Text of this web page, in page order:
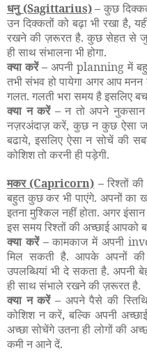
धनु(Sagittarius)– कुछ
उन दिक्कतों को बढ़ा भी रखा है,
रखने की ज़रूरत है. कुछ सेहत से
ही साथ संभालना भी होगा.
क्या करें –अपनी planning में
तभी संभव हो पायेगा अगर आप
गलत. गलती भरा समय है इसलिए
क्या न करें – न तो अपने
नज़रअंदाज़ करें, कुछ न कुछ ऐसा
बढाये, इसलिए ऐसा न सोचें की
कोशिश तो करनी ही पड़ेगी.
मकर(Capricorn) – रिश्तों
बहुत कुछ कर भी पाएंगे. अपनों का
इतना मुश्किल नहीं होता. अगर
इस समय रिश्तों की अच्छाई आपको
क्या करें –कामकाज में अपनी
मिल सकती है. आपके अपनों
उपलब्धियां भी दे सकता है. अपनी
ही साथ संभाले रखने की ज़रूरत है.
क्या न करें – अपने पैसे की
कोशिश न करें, बल्कि अपनी
अच्छा सोचेंगे उतना ही लोगों की
कमी न आने दें.